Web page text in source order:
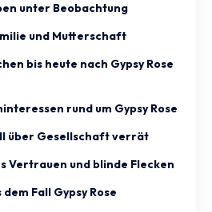
unter Beobachtung
und Mutterschaft
bis heute nach Gypsy Rose
rund um Gypsy Rose
über Gesellschaft verrät
Vertrauen und blinde Flecken
Fall Gypsy Rose